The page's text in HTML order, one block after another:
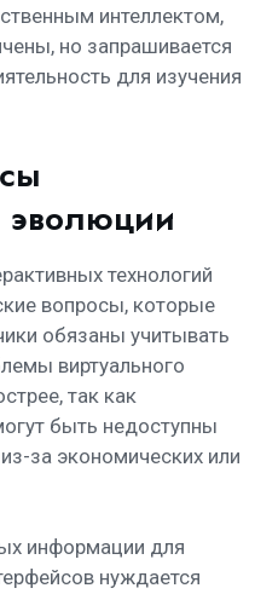
интеллектом,
но запрашивается
для изучения
эволюции
технологий
вопросы, которые
обязаны учитывать
виртуального
так как
быть недоступны
за экономических или
информации для
нуждается